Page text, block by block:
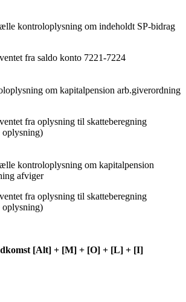
kontroloplysning om indeholdt SP-bidrag
fra saldo konto 7221-7224
om kapitalpension arb.giverordning
fra oplysning til skatteberegning
oplysning)
kontroloplysning om kapitalpension
afviger
fra oplysning til skatteberegning
oplysning)
[Alt] + [M] + [O] + [L] + [I]